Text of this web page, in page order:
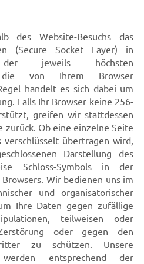
des Website-Besuchs das
(Secure Socket Layer) in
jeweils höchsten
die von Ihrem Browser
handelt es sich dabei um
Falls Ihr Browser keine 256-
greifen wir stattdessen
zurück. Ob eine einzelne Seite
übertragen wird,
Darstellung des
Schloss-Symbols in der
Wir bedienen uns im
und organisatorischer
Ihre Daten gegen zufällige
teilweisen oder
oder gegen den
zu schützen. Unsere
werden entsprechend der